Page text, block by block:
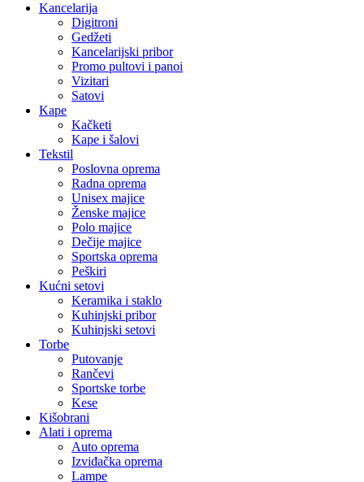
Kancelarija
Digitroni
Gedžeti
Kancelarijski pribor
Promo pultovi i panoi
Vizitari
Satovi
Kape
Kačketi
Kape i šalovi
Tekstil
Poslovna oprema
Radna oprema
Unisex majice
Ženske majice
Polo majice
Dečije majice
Sportska oprema
Peškiri
Kućni setovi
Keramika i staklo
Kuhinjski pribor
Kuhinjski setovi
Torbe
Putovanje
Rančevi
Sportske torbe
Kese
Kišobrani
Alati i oprema
Auto oprema
Izviđačka oprema
Lampe